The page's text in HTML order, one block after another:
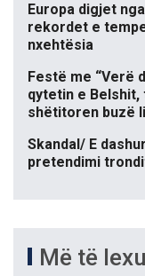
Europa digjet
rekordet e
nxehtësia
Festë me “Verë
qytetin e Belshit,
shëtitoren buzë
Skandal/ E
pretendimi
Më të